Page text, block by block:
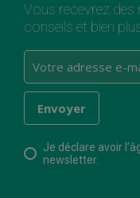
Vous recevrez des
conseils et bien
Je déclare avoir
newsletter.